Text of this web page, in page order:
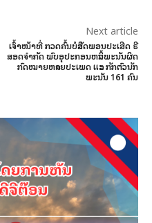
Next article
ເຈົ້າໜ້າທີ່ ກວດຄົ້ນບໍລິສັດພອນປະເສີດ ຣີ
ສອດຈໍາກັດ ພົບອຸປະກອນຫລິ້ນພະນັນຜິດ
ກົດໝາຍຫລາຍປະເພດ ແລະ ກັກຕົວນັກ
ພະນັນ 161 ຄົນ